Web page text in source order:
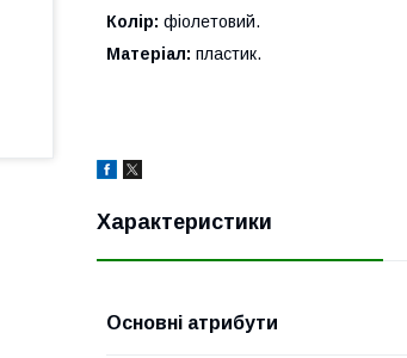
Колір: фіолетовий.
Матеріал: пластик.
Характеристики
Основні атрибути